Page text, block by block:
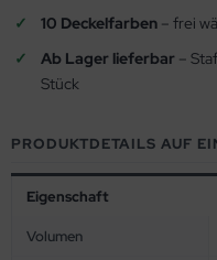
10 Deckelfarben– frei
Ab Lager lieferbar–
Stück
PRODUKTDETAILS AUF
Eigenschaft
Volumen